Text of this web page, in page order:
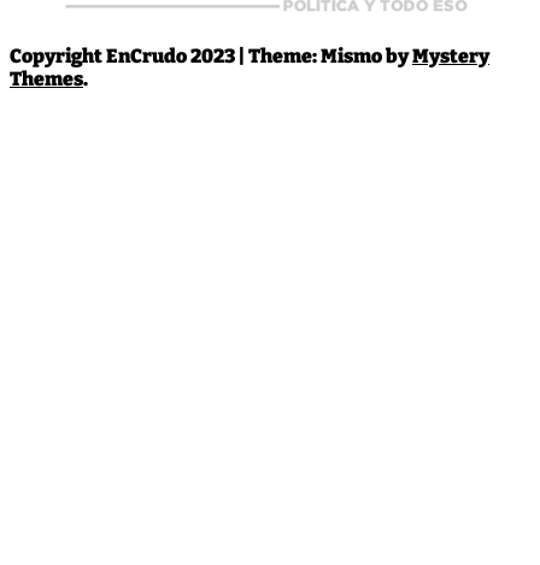
Copyright EnCrudo 2023 Theme: Mismo byMystery
Themes.